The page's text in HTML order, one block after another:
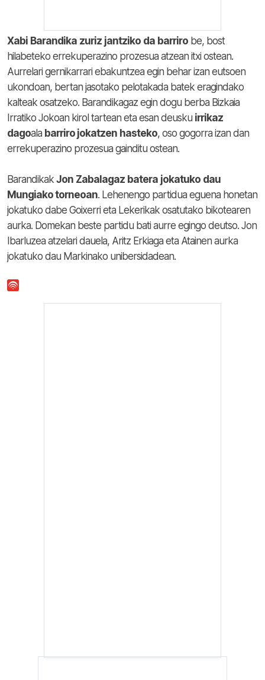
Xabi Barandika zuriz jantziko da barriro be, bost
hilabeteko errekuperazino prozesua atzean itxi ostean.
Aurrelari gernikarrari ebakuntzea egin behar izan eutsoen
ukondoan, bertan jasotako pelotakada batek eragindako
kalteak osatzeko. Barandikagaz egin dogu berba Bizkaia
Irratiko Jokoan kirol tartean eta esan deusku irrikaz
dagoala barriro jokatzen hasteko, oso gogorra izan dan
errekuperazino prozesua gainditu ostean.
Barandikak Jon Zabalagaz batera jokatuko dau
Mungiako torneoan. Lehenengo partidua eguena honetan
jokatuko dabe Goixerri eta Lekerikak osatutako bikotearen
aurka. Domekan beste partidu bati aurre egingo deutso. Jon
Ibarluzea atzelari dauela, Aritz Erkiaga eta Atainen aurka
jokatuko dau Markinako unibersidadean.